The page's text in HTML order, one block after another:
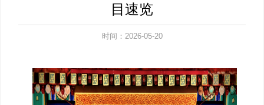
目速览
时间：2026-05-20